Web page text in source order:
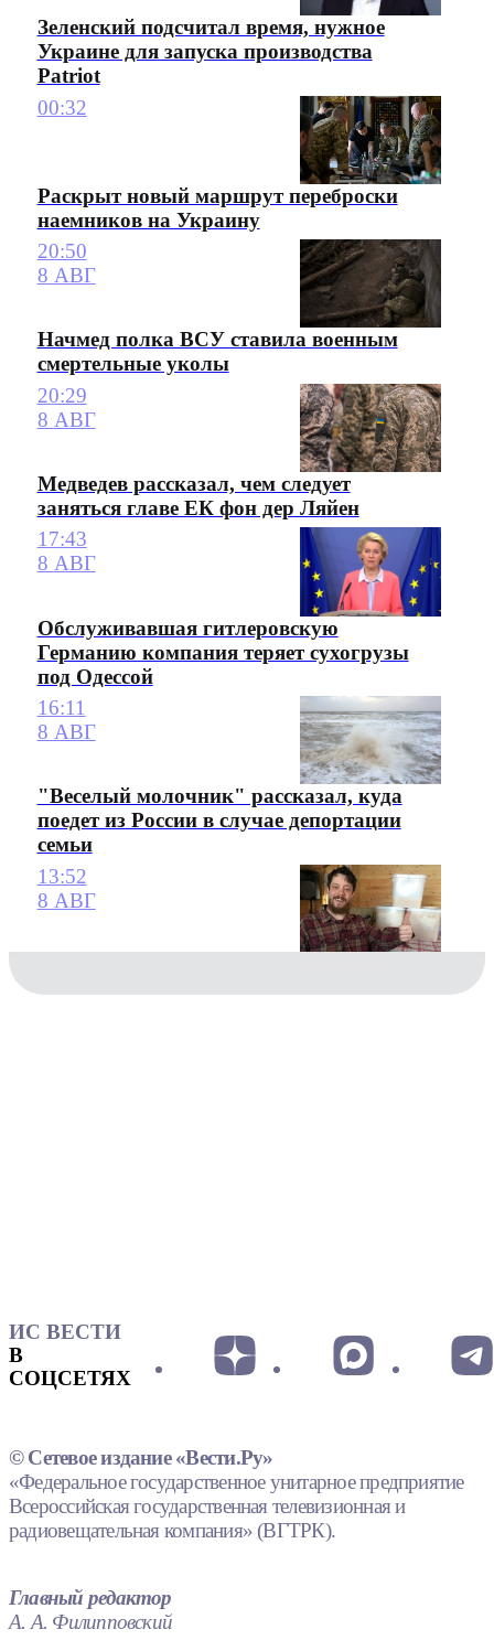
Зеленский подсчитал время, нужное
Украине для запуска производства
Patriot
00:32
Раскрыт новый маршрут переброски
наемников на Украину
20:50
8 АВГ
Начмед полка ВСУ ставила военным
смертельные уколы
20:29
8 АВГ
Медведев рассказал, чем следует
заняться главе ЕК фон дер Ляйен
17:43
8 АВГ
Обслуживавшая гитлеровскую
Германию компания теряет сухогрузы
под Одессой
16:11
8 АВГ
"Веселый молочник" рассказал, куда
поедет из России в случае депортации
семьи
13:52
8 АВГ
ИС ВЕСТИ
В
СОЦСЕТЯХ
© Сетевое издание «Вести.Ру»
«Федеральное государственное унитарное предприятие
Всероссийская государственная телевизионная и
радиовещательная компания» (ВГТРК).
Главный редактор
А. А. Филипповский